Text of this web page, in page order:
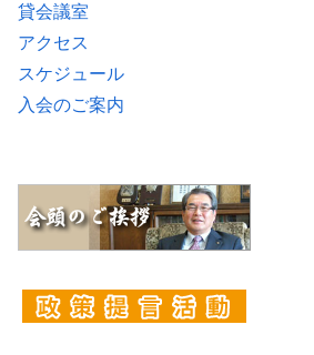
貸会議室
アクセス
スケジュール
入会のご案内